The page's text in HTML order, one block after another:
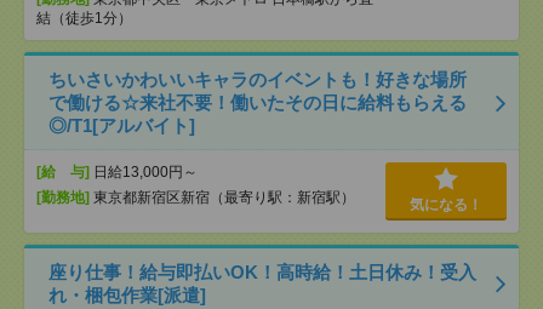
結（徒歩1分）
ちいさいかわいいキャラのイベントも！好きな場所
で働ける☆来社不要！働いたその日に給料もらえる
◎/T1[アルバイト]
[給 与] 日給13,000円～
[勤務地] 東京都新宿区新宿（最寄り駅：新宿駅） 気になる！
座り仕事！給与即払いOK！高時給！土日休み！受入
れ・梱包作業[派遣]